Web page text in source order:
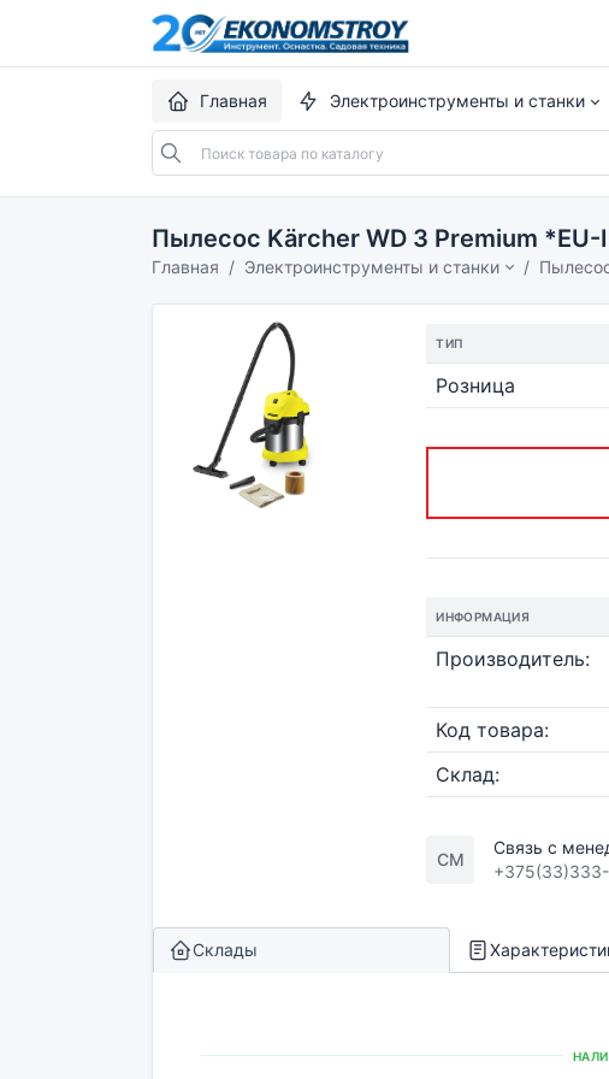
Главная Электроинструменты и станки
Пылесос Kärcher WD 3 Premium *EU-
Главная Электроинструменты и станки
ТИП
Розница
ИНФОРМАЦИЯ
Производитель:
Код товара:
Склад:
СМ
Связь с
Склады